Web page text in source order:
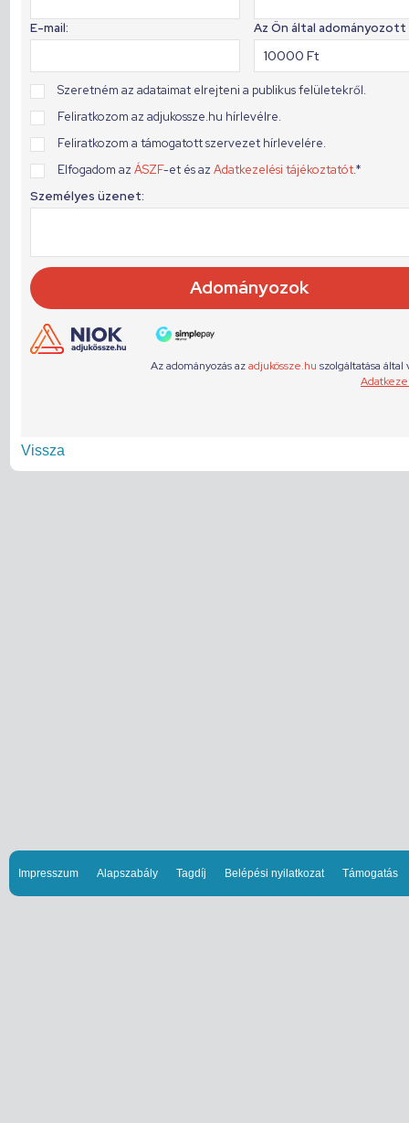
Vissza
Impresszum Alapszabály Tagdíj Belépési nyilatkozat Támogatás